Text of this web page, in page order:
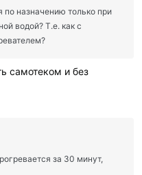
назначению только при
водой? Т.е. как с
самотеком и без
за 30 минут,